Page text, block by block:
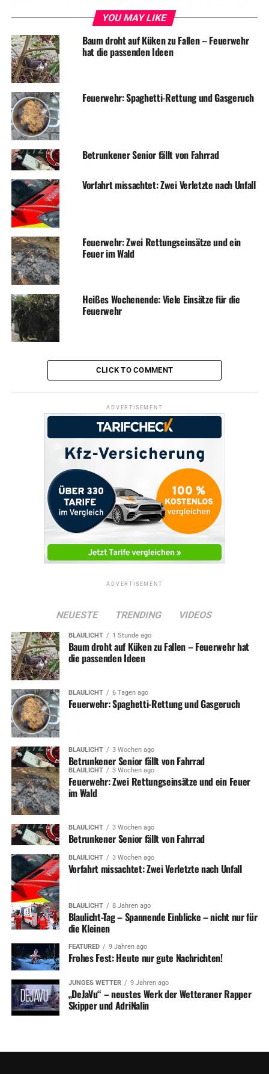
Titelbild: Marktleiterin Sophia Leinos (Mitte) und ein
Teil ihres Teams
ADVERTISEMENT
RELATED TOPICS:
UP NEXT
Schwierige Zeiten für das Ruhrtalcenter – C&A schließt im
Juli
DON'T MISS
Jubiläumsparty bei der Provinzial Versicherung
YOU MAY LIKE
Baum droht auf Küken zu Fallen – Feuerwehr
hat die passenden Ideen
Feuerwehr: Spaghetti-Rettung und Gasgeruch
Betrunkener Senior fällt von Fahrrad
Vorfahrt missachtet: Zwei Verletzte nach Unfall
Feuerwehr: Zwei Rettungseinsätze und ein
Feuer im Wald
Heißes Wochenende: Viele Einsätze für die
Feuerwehr
CLICK TO COMMENT
ADVERTISEMENT
ADVERTISEMENT
NEUESTE TRENDING VIDEOS
BLAULICHT 1 Stunde ago
Baum droht auf Küken zu Fallen – Feuerwehr hat
die passenden Ideen
BLAULICHT 6 Tagen ago
Feuerwehr: Spaghetti-Rettung und Gasgeruch
BLAULICHT 3 Wochen ago
Betrunkener Senior fällt von Fahrrad
BLAULICHT 3 Wochen ago
Feuerwehr: Zwei Rettungseinsätze und ein Feuer
im Wald
BLAULICHT 3 Wochen ago
Betrunkener Senior fällt von Fahrrad
BLAULICHT 3 Wochen ago
Vorfahrt missachtet: Zwei Verletzte nach Unfall
BLAULICHT 8 Jahren ago
Blaulicht-Tag – Spannende Einblicke – nicht nur für
die Kleinen
FEATURED 9 Jahren ago
Frohes Fest: Heute nur gute Nachrichten!
JUNGES WETTER 9 Jahren ago
„DeJaVu“ – neustes Werk der Wetteraner Rapper
Skipper und AdriNalin